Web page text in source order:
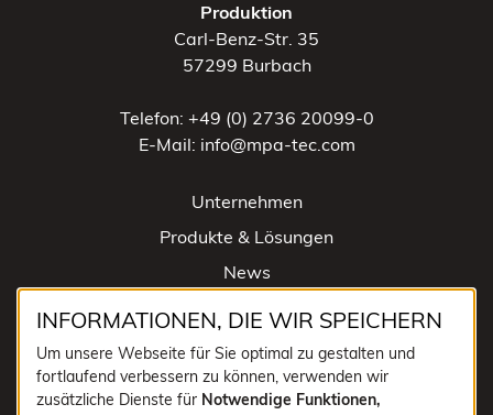
Produktion
Carl-Benz-Str. 35
57299 Burbach
Telefon: +49 (0) 2736 20099-0
E-Mail: info@mpa-tec.com
Unternehmen
Produkte & Lösungen
News
Kontakt
Impressum
Datenschutz
INFORMATIONEN, DIE WIR SPEICHERN
Um unsere Webseite für Sie optimal zu gestalten und
fortlaufend verbessern zu können, verwenden wir
zusätzliche Dienste für Notwendige Funktionen,